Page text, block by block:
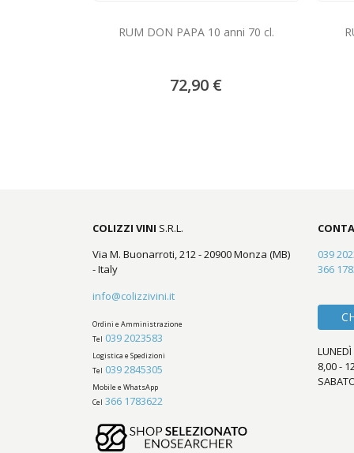
RUM DON PAPA 10 anni 70 cl.
72,90 €
COLIZZI VINI S.R.L.
Via M. Buonarroti, 212 - 20900 Monza (MB)
- Italy
info@colizzivini.it
Ordini e Amministrazione
Tel 039 2023583
Logistica e Spedizioni
Tel 039 2845305
Mobile e WhatsApp
Cel 366 1783622
039
366
8,00 -